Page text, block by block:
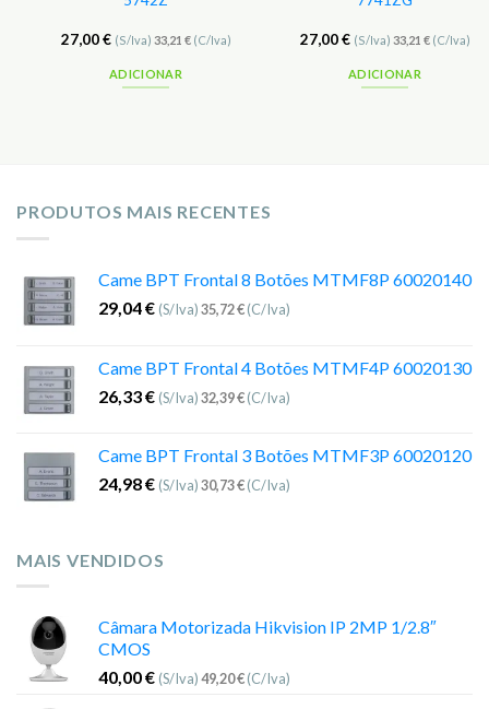
27,00€ (S/Iva) 33,21 €(C/Iva)
ADICIONAR
27,00€ (S/Iva) 33,21 €(C/Iva)
ADICIONAR
PRODUTOS MAIS RECENTES
Came BPT Frontal 8 Botões MTMF8P 60020140
29,04€ (S/Iva)35,72€(C/Iva)
Came BPT Frontal 4 Botões MTMF4P 60020130
26,33€ (S/Iva)32,39€(C/Iva)
Came BPT Frontal 3 Botões MTMF3P 60020120
24,98€ (S/Iva)30,73€(C/Iva)
MAIS VENDIDOS
Câmara Motorizada Hikvision IP 2MP 1/2.8″
CMOS
40,00€ (S/Iva)49,20€(C/Iva)